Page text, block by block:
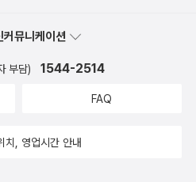
뮤니케이션
부담) 1544-2514
FAQ
치, 영업시간 안내